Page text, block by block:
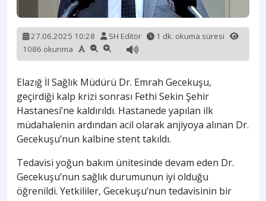
27.06.2025 10:28 SH Editör
1 dk. okuma süresi
1086 okunma
Elazığ İl Sağlık Müdürü Dr. Emrah Gecekuşu,
geçirdiği kalp krizi sonrası Fethi Sekin Şehir
Hastanesi’ne kaldırıldı. Hastanede yapılan ilk
müdahalenin ardından acil olarak anjiyoya alınan Dr.
Gecekuşu’nun kalbine stent takıldı.
Tedavisi yoğun bakım ünitesinde devam eden Dr.
Gecekuşu’nun sağlık durumunun iyi olduğu
öğrenildi. Yetkililer, Gecekuşu’nun tedavisinin bir